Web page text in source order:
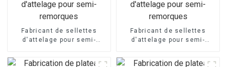
Fabricant de sellettes
d'attelage pour semi-
Fabricant de sellettes
d'attelage pour semi-